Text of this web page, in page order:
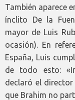
También aparece
ínclito De la
mayor de Luis
ocasión). En
España, Luis
de todo esto:
declaró el
que Brahim no